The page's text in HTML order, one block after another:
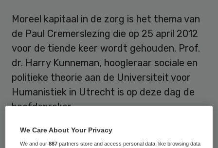
Moreel kapitaal in de zorg is het thema van
de Paul Cremerslezing die op 25 april 2012
voor de tiende keer wordt gehouden. Prof.
dr. Harry Kunneman, hoogleraar sociale en
politieke theorie aan de Universiteit voor
Humanistiek in Utrecht is op deze dag de
hoofdspreker.
Armoede in moreel opzicht
We Care About Your Privacy
We and our887 partners store and access personal data, like browsing data